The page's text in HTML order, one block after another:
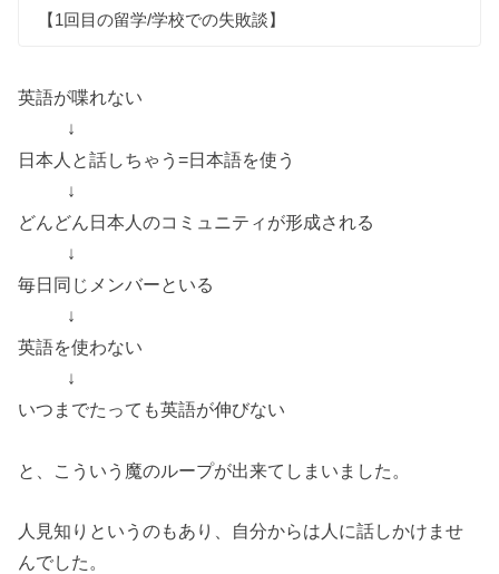
【1回目の留学/学校での失敗談】
英語が喋れない
↓
日本人と話しちゃう=日本語を使う
↓
どんどん日本人のコミュニティが形成される
↓
毎日同じメンバーといる
↓
英語を使わない
↓
いつまでたっても英語が伸びない
と、こういう魔のループが出来てしまいました。
人見知りというのもあり、自分からは人に話しかけませ
んでした。